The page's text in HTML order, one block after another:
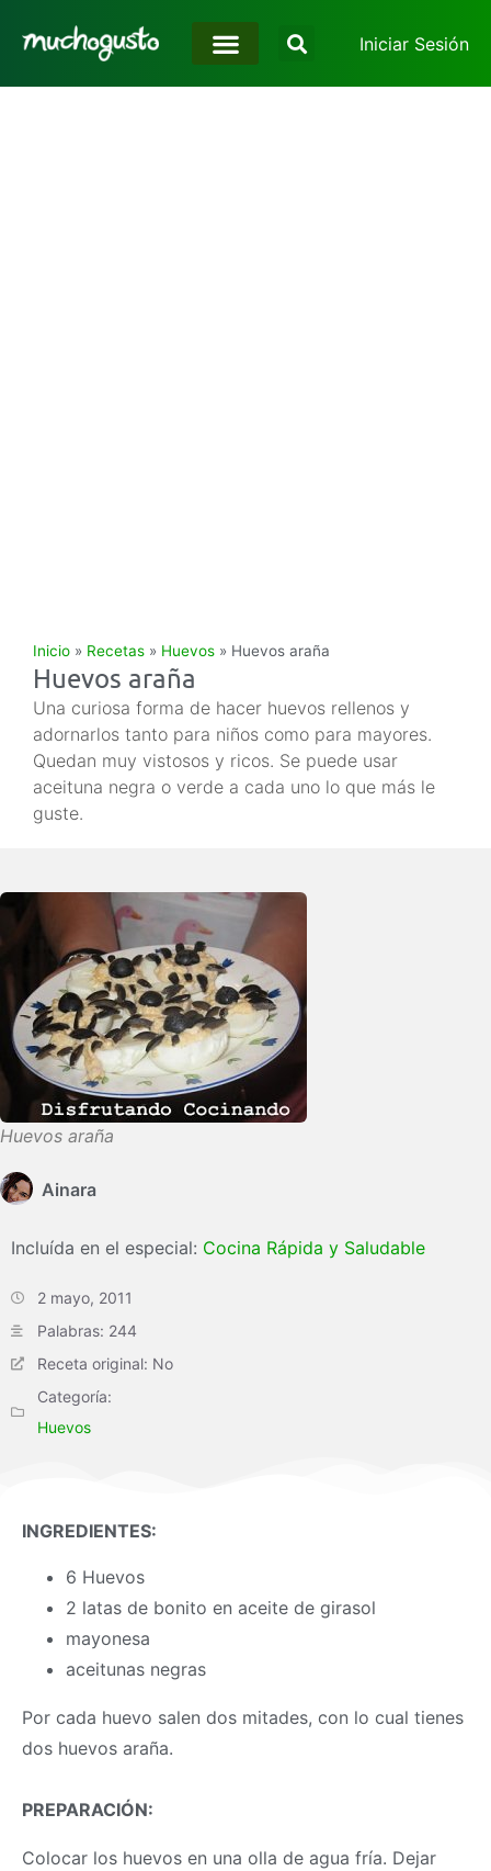
Iniciar Sesión
Inicio » Recetas » Huevos » Huevos araña
Huevos araña
Una curiosa forma de hacer huevos rellenos y
adornarlos tanto para niños como para mayores.
Quedan muy vistosos y ricos. Se puede usar
aceituna negra o verde a cada uno lo que más le
guste.
Huevos araña
Ainara
Incluída en el especial: Cocina Rápida y Saludable
2 mayo, 2011
Palabras: 244
Receta original: No
Categoría:
Huevos
INGREDIENTES:
6 Huevos
2 latas de bonito en aceite de girasol
mayonesa
aceitunas negras
Por cada huevo salen dos mitades, con lo cual tienes
dos huevos araña.
PREPARACIÓN:
Colocar los huevos en una olla de agua fría. Dejar